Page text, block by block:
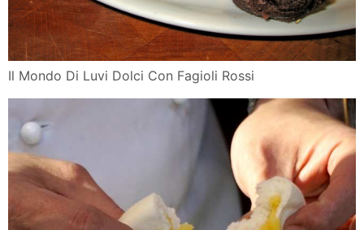
Il Mondo Di Luvi Dolci Con Fagioli Rossi